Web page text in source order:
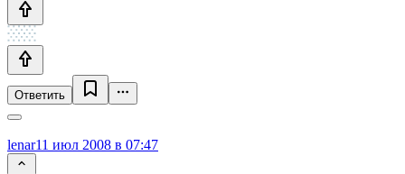
Ответить
lenar11 июл 2008 в 07:47